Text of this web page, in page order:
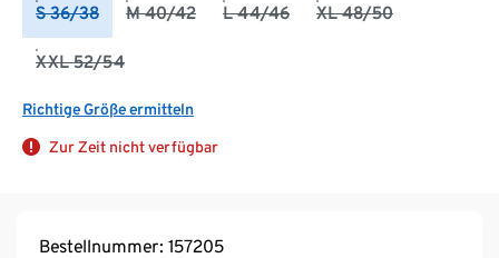
S 36/38 M 40/42 L 44/46 XL 48/50
XXL 52/54
Richtige Größe ermitteln
Zur Zeit nicht verfügbar
Bestellnummer: 157205